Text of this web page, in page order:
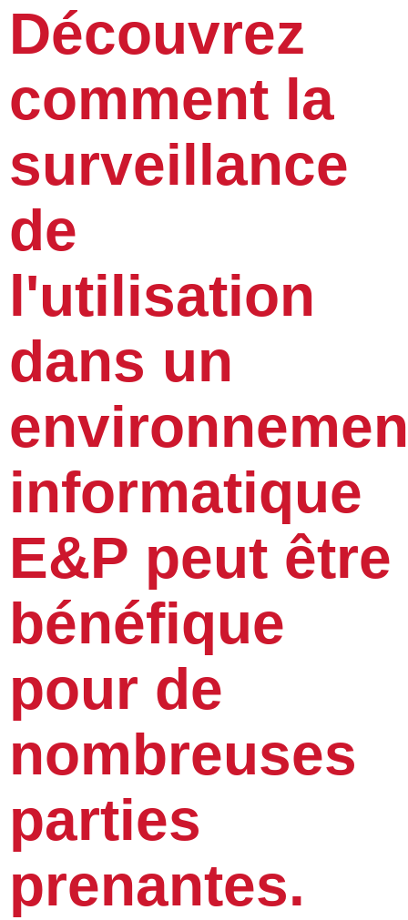
Découvrez
comment la
surveillance
de
l'utilisation
dans un
informatique
E&P peut être
bénéfique
pour de
nombreuses
parties
prenantes.